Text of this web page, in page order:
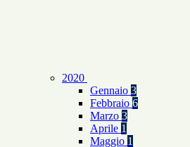
2020
Gennaio 3
Febbraio 6
Marzo 3
Aprile 1
Maggio 1